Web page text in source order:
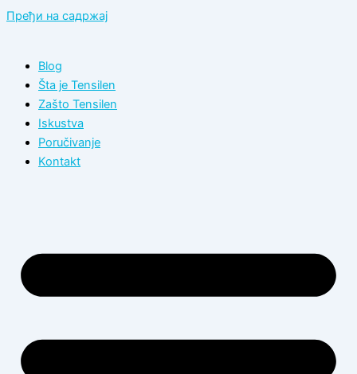
Пређи на садржај
Blog
Šta je Tensilen
Zašto Tensilen
Iskustva
Poručivanje
Kontakt